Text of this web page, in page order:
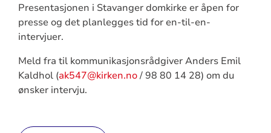
Presentasjonen i Stavanger domkirke er åpen for
presse og det planlegges tid for en-til-en-
intervjuer.
Meld fra til kommunikasjonsrådgiver Anders Emil
Kaldhol (ak547@kirken.no/ 98 80 14 28) om du
ønsker intervju.